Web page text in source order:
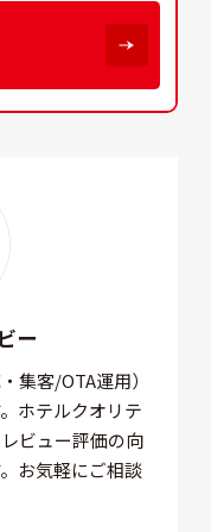
ー
集客/OTA運用）
ホテルクオリテ
ビュー評価の向
お気軽にご相談